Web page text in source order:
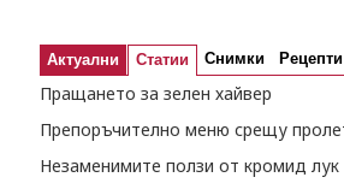
Актуални Статии Снимки Рецепти
Пращането за зелен хайвер
Незаменимите ползи от кромид лук